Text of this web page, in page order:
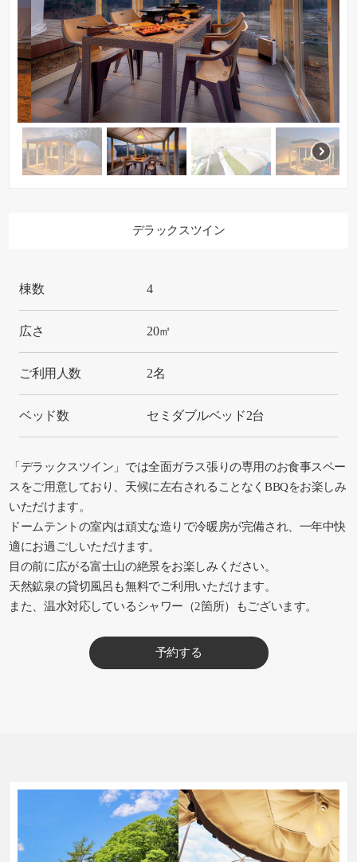
デラックスツイン
棟数 4
広さ 20㎡
ご利用人数 2名
ベッド数 セミダブルベッド2台
「デラックスツイン」では全面ガラス張りの専用のお食事スペー
スをご用意しており、天候に左右されることなくBBQをお楽しみ
いただけます。
ドームテントの室内は頑丈な造りで冷暖房が完備され、一年中快
適にお過ごしいただけます。
目の前に広がる富士山の絶景をお楽しみください。
天然鉱泉の貸切風呂も無料でご利用いただけます。
また、温水対応しているシャワー（2箇所）もございます。
予約する